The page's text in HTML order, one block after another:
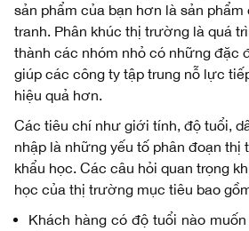
sản phẩm của bạn hơn là sản phẩm
tranh. Phân khúc thị trường là quá
thành các nhóm nhỏ có những đặc
giúp các công ty tập trung nỗ lực
hiệu quả hơn.
Các tiêu chí như giới tính, độ tuổi,
nhập là những yếu tố phân đoạn thị
khẩu học. Các câu hỏi quan trọng
học của thị trường mục tiêu bao
Khách hàng có độ tuổi nào